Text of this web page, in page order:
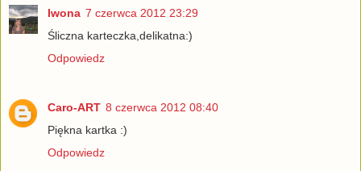
Iwona 7 czerwca 2012 23:29
Śliczna karteczka,delikatna:)
Odpowiedz
Caro-ART 8 czerwca 2012 08:40
Piękna kartka :)
Odpowiedz